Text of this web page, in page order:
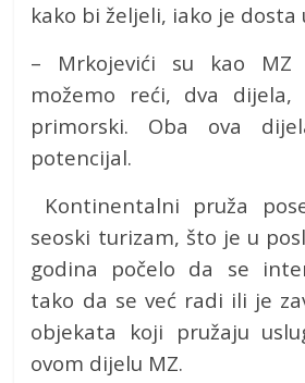
kako bi željeli, iako je dosta
– Mrkojevići su kao MZ
možemo reći, dva
primorski. Oba ova
potencijal.
Kontinentalni pruža
seoski turizam, što je u
godina počelo da se
tako da se već radi ili je
objekata koji pružaju
ovom dijelu MZ.